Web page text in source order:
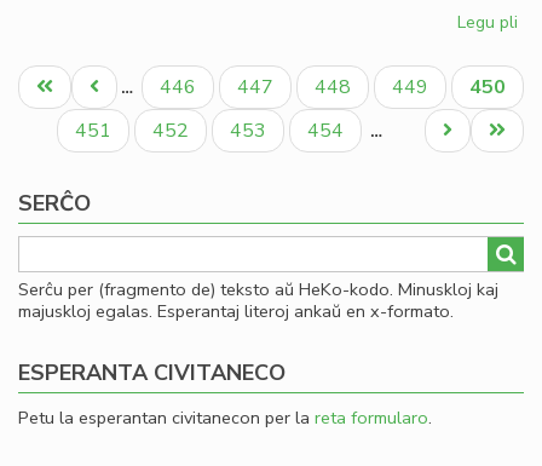
Legu pli
Pagination
Unua
paĝo
Antaŭa
paĝo
… Paĝo
446 Paĝo
447 Paĝo
448 Paĝo
449
Aktuala
paĝo
450
Paĝo
451 Paĝo
452 Paĝo
453 Paĝo
454 …
Last
page
Next
page
SERĈO
Serĉu per (fragmento de) teksto aŭ HeKo-kodo. Minuskloj kaj
majuskloj egalas. Esperantaj literoj ankaŭ en x-formato.
ESPERANTA CIVITANECO
Petu la esperantan civitanecon per la reta formularo.